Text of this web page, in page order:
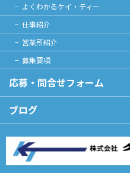
よくわかるケイ・ティー
仕事紹介
営業所紹介
募集要項
応募・問合せフォーム
ブログ